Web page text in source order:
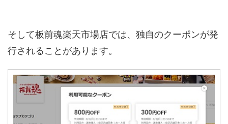
そして板前魂楽天市場店では、独自のクーポンが発
行されることがあります。